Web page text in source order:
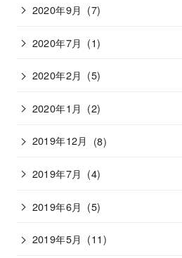
2020年9月 (7)
2020年7月 (1)
2020年2月 (5)
2020年1月 (2)
2019年12月 (8)
2019年7月 (4)
2019年6月 (5)
2019年5月 (11)